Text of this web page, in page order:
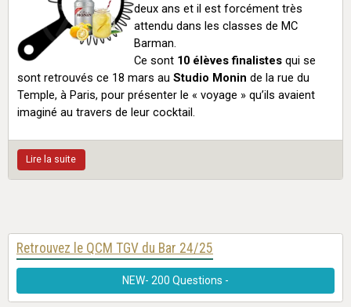
deux ans et il est forcément très
attendu dans les classes de MC
Barman.
Ce sont 10 élèves finalistesqui se
sont retrouvés ce 18 mars au Studio Monin de la rue du
Temple, à Paris, pour présenter le « voyage » qu’ils avaient
imaginé au travers de leur cocktail.
Lire la suite
Retrouvez le QCM TGV du Bar 24/25
NEW- 200 Questions -